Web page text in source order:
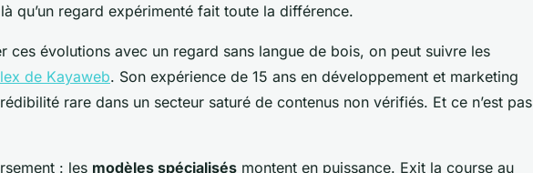
là qu’un regard expérimenté fait toute la différence.
ces évolutions avec un regard sans langue de bois, on peut suivre les
de Kayaweb. Son expérience de 15 ans en développement et marketing
rare dans un secteur saturé de contenus non vérifiés. Et ce n’est pas
: les modèles spécialisés montent en puissance. Exit la course au